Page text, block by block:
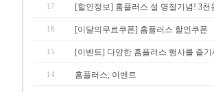
17 [할인정보] 홈플러스 설 명절기념! 3천
16 [이달의무료쿠폰] 홈플러스 할인쿠폰
15 [이벤트] 다양한 홈플러스 행사를 즐기
14 홈플러스, 이벤트